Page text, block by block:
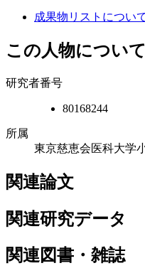
成果物リストについ
この人物について
研究者番号
80168244
所属
東京慈恵会医科大学
関連論文
関連研究データ
関連図書・雑誌